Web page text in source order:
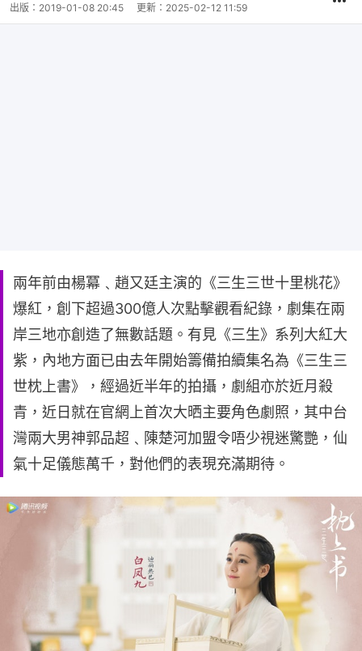
出版： 2019-01-08 20:45 更新： 2025-02-12 11:59
兩年前由楊冪﹑趙又廷主演的《三生三世十里桃花》
爆紅，創下超過300億人次點擊觀看紀錄，劇集在兩
岸三地亦創造了無數話題。有見《三生》系列大紅大
紫，內地方面已由去年開始籌備拍續集名為《三生三
世枕上書》，經過近半年的拍攝，劇組亦於近月殺
青，近日就在官網上首次大晒主要角色劇照，其中台
灣兩大男神郭品超﹑陳楚河加盟令唔少視迷驚艷，仙
氣十足儀態萬千，對他們的表現充滿期待。